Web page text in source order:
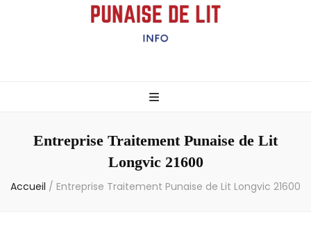
– Info
Entreprise Traitement Punaise de Lit
Longvic 21600
Accueil / Entreprise Traitement Punaise de Lit Longvic 21600